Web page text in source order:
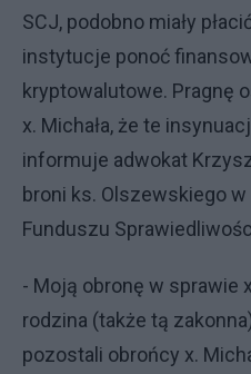
SCJ, podobno miały
instytucje ponoć
kryptowalutowe. Pragnę
x. Michała, że te
informuje adwokat
broni ks. Olszewskiego
Funduszu
- Moją obronę w sprawie
rodzina (także tą
pozostali obrońcy x.